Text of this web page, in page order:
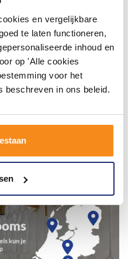
en vergelijkbare
te laten functioneren,
inhoud en
op 'Alle cookies
voor het
beschreven in ons beleid.